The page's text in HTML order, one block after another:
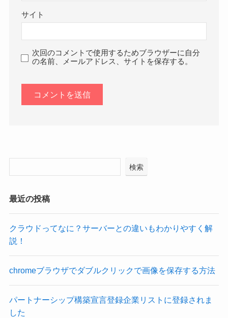
サイト
次回のコメントで使用するためブラウザーに自分
の名前、メールアドレス、サイトを保存する。
検索
最近の投稿
クラウドってなに？サーバーとの違いもわかりやすく解
説！
chromeブラウザでダブルクリックで画像を保存する方法
パートナーシップ構築宣言登録企業リストに登録されま
した